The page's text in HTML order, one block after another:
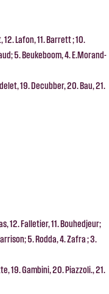
12. Lafon, 11. Barrett ; 10.
5. Beukeboom, 4. E.Morand-
19. Decubber, 20. Bau, 21.
12. Falletier, 11. Bouhedjeur;
5. Rodda, 4. Zafra ; 3.
19. Gambini, 20. Piazzoli., 21.